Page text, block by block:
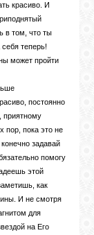
красиво. И
в том, что ты
теперь!
может пройти
постоянно
приятному
пор, пока это не
задавай
помогу
этой
как
И не смотря
для
на Его